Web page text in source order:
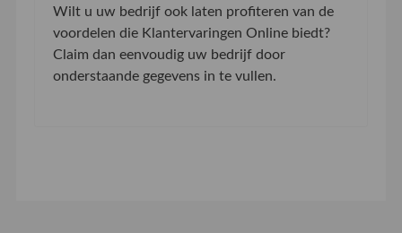
Wilt u uw bedrijf ook laten profiteren van de
voordelen die Klantervaringen Online biedt?
Claim dan eenvoudig uw bedrijf door
onderstaande gegevens in te vullen.